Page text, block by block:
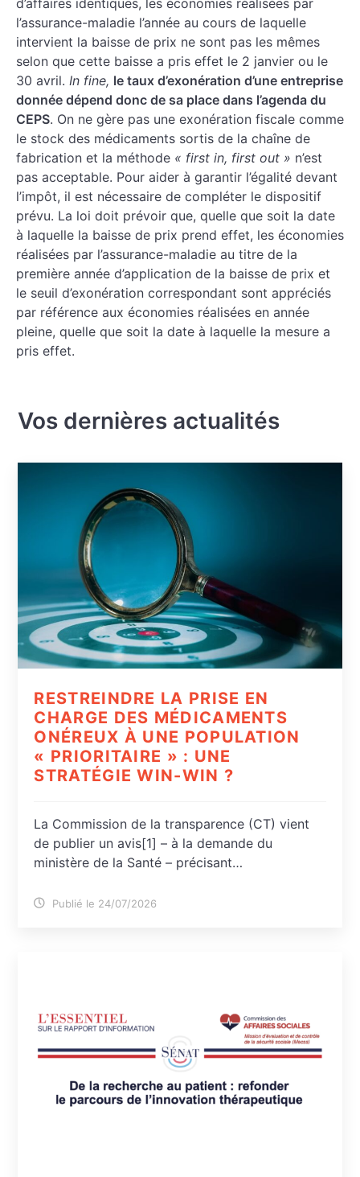
d’affaires identiques, les économies réalisées par
l’assurance-maladie l’année au cours de laquelle
intervient la baisse de prix ne sont pas les mêmes
selon que cette baisse a pris effet le 2 janvier ou le
30 avril. In fine, le taux d’exonération d’une entreprise
donnée dépend donc de sa place dans l’agenda du
CEPS. On ne gère pas une exonération fiscale comme
le stock des médicaments sortis de la chaîne de
fabrication et la méthode « first in, first out » n’est
pas acceptable. Pour aider à garantir l’égalité devant
l’impôt, il est nécessaire de compléter le dispositif
prévu. La loi doit prévoir que, quelle que soit la date
à laquelle la baisse de prix prend effet, les économies
réalisées par l’assurance-maladie au titre de la
première année d’application de la baisse de prix et
le seuil d’exonération correspondant sont appréciés
par référence aux économies réalisées en année
pleine, quelle que soit la date à laquelle la mesure a
pris effet.
Vos dernières actualités
RESTREINDRE LA PRISE EN
CHARGE DES MÉDICAMENTS
ONÉREUX À UNE POPULATION
« PRIORITAIRE » : UNE
STRATÉGIE WIN-WIN ?
La Commission de la transparence (CT) vient
de publier un avis[1] – à la demande du
ministère de la Santé – précisant…
Publié le 24/07/2026